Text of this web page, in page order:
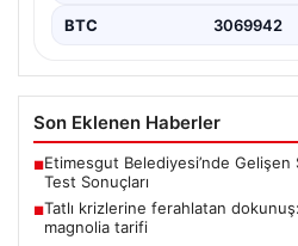
Açık Alan
mutfağı Çözümleri
Günümüzde dış mekan yaşam
popüler alanlarından biri
dinlenmek,…
Piyasa Verileri
USD